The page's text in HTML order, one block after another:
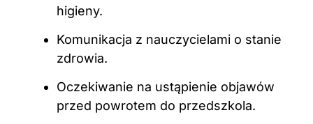
higieny.
Komunikacja z nauczycielami o stanie
zdrowia.
Oczekiwanie na ustąpienie objawów
przed powrotem do przedszkola.